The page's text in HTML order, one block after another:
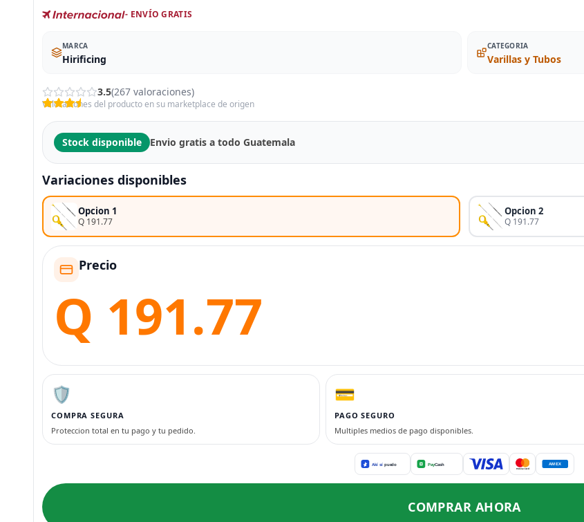
- ENVÍO GRATIS
MARCA
Hirificing
CATEGORIA
Varillas y Tubos
3.5(267 valoraciones)
Valoraciones del producto en su marketplace de origen
Stock disponible Envio gratis a todo Guatemala
Variaciones disponibles
Opcion 1
Q 191.77
Opcion 2
Q 191.77
Precio
Q 191.77
🛡️
COMPRA SEGURA
Proteccion total en tu pago y tu pedido.
💳
PAGO SEGURO
Multiples medios de pago disponibles.
COMPRAR AHORA